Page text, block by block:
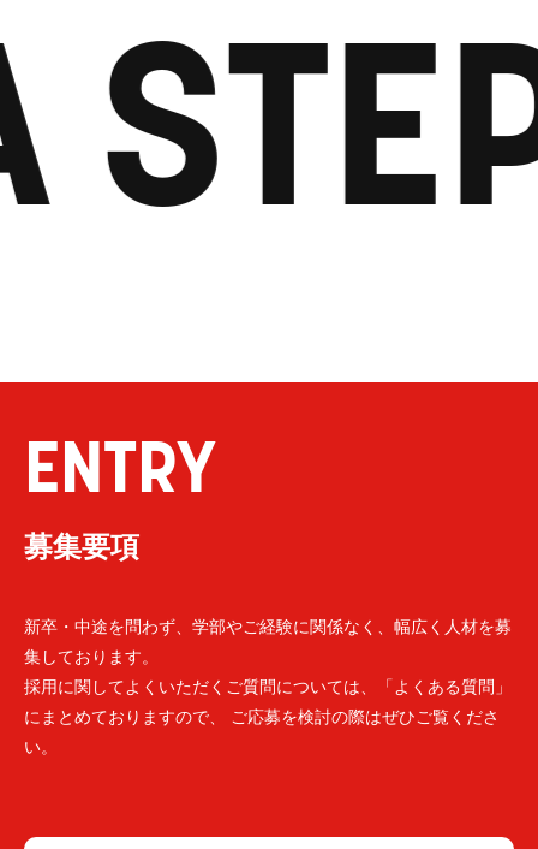
ENTRY
募集要項
新卒・中途を問わず、学部やご経験に関係なく、幅広く人材を募
集しております。
採用に関してよくいただくご質問については、「よくある質問」
にまとめておりますので、 ご応募を検討の際はぜひご覧くださ
い。